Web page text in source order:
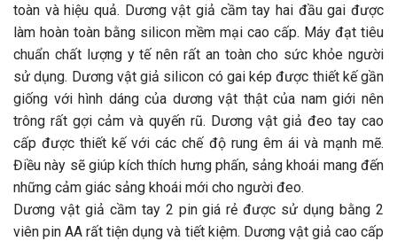
toàn và hiệu quả. Dương vật giả cầm tay hai đầu gai được
làm hoàn toàn bằng silicon mềm mại cao cấp. Máy đạt tiêu
chuẩn chất lượng y tế nên rất an toàn cho sức khỏe người
sử dụng. Dương vật giả silicon có gai kép được thiết kế gần
giống với hình dáng của dương vật thật của nam giới nên
trông rất gợi cảm và quyến rũ. Dương vật giả đeo tay cao
cấp được thiết kế với các chế độ rung êm ái và mạnh mẽ.
Điều này sẽ giúp kích thích hưng phấn, sảng khoái mang đến
những cảm giác sảng khoái mới cho người đeo.
Dương vật giả cầm tay 2 pin giá rẻ được sử dụng bằng 2
viên pin AA rất tiện dụng và tiết kiệm. Dương vật giả cao cấp